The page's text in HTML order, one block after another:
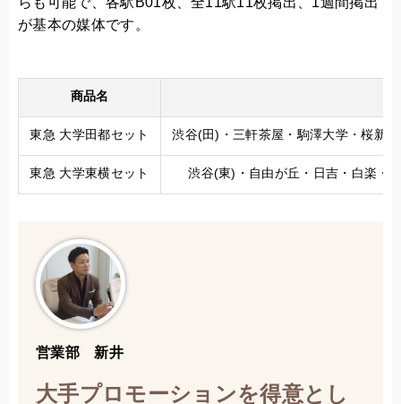
らも可能で、各駅B01枚、全11駅11枚掲出、1週間掲出
が基本の媒体です。
商品名
東急 大学田都セット 渋谷(田)・三軒茶屋・駒澤大学・桜新
東急 大学東横セット 渋谷(東)・自由が丘・日吉・白楽・
営業部 新井
大手プロモーションを得意とし